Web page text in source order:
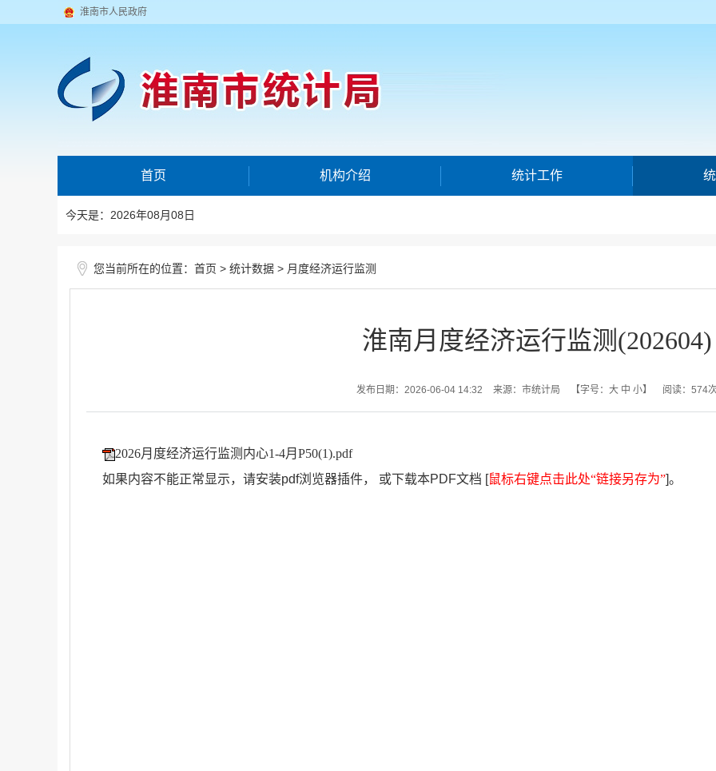
淮南市人民政府
首页 机构介绍 统计工作
今天是：2026年08月08日
您当前所在的位置： 首页 > 统计数据 > 月度经济运行监测
淮南月度经济运行监测(202604)
发布日期：2026-06-04 14:32 来源：市统计局 【字号： 大 中 小】 阅读： 574
2026月度经济运行监测内心1-4月P50(1).pdf
如果内容不能正常显示，请安装pdf浏览器插件， 或下载本PDF文档 [鼠标右键点击此处“链接另存为”]。